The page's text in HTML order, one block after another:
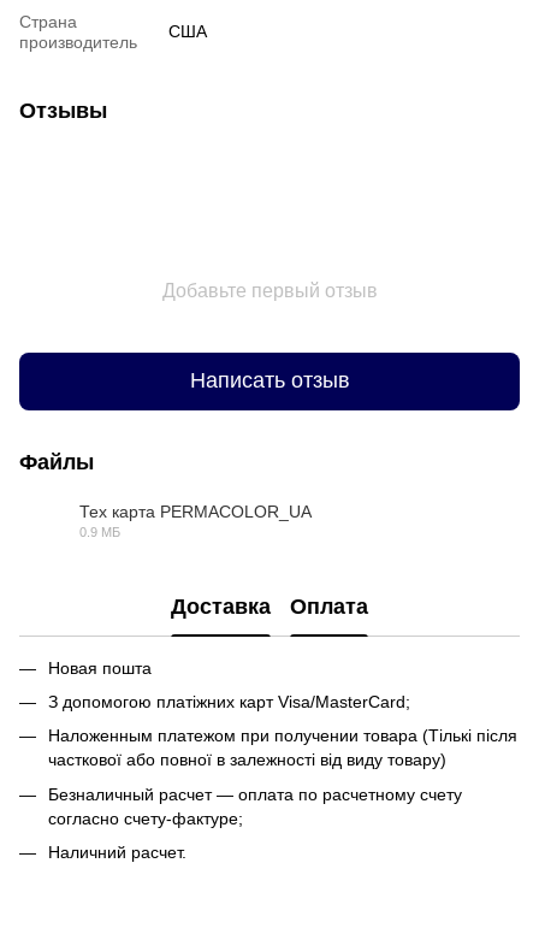
Страна
производитель
США
Отзывы
Добавьте первый отзыв
Написать отзыв
Файлы
Тех карта PERMACOLOR_UA
0.9 МБ
Доставка Оплата
Новая пошта
З допомогою платіжних карт Visa/MasterCard;
Наложенным платежом при получении товара (Тількі після
часткової або повної в залежності від виду товару)
Безналичный расчет — оплата по расчетному счету
согласно счету-фактуре;
Наличний расчет.